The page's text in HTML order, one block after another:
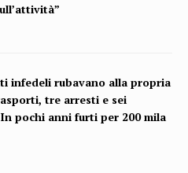
infedeli rubavano alla propria
tre arresti e sei
pochi anni furti per 200 mila